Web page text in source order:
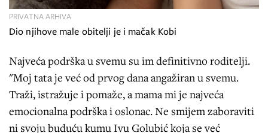
Dio njihove male obitelji je i mačak Kobi
PRIVATNA ARHIVA
Najveća podrška u svemu su im definitivno roditelji.
"Moj tata je već od prvog dana angažiran u svemu.
Traži, istražuje i pomaže, a mama mi je najveća
emocionalna podrška i oslonac. Ne smijem zaboraviti
ni svoju buduću kumu Ivu Golubić koja se već